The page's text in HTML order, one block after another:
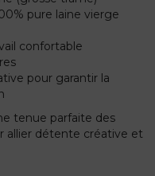
pure laine vierge
confortable
pour garantir la
tenue parfaite des
allier détente créative et